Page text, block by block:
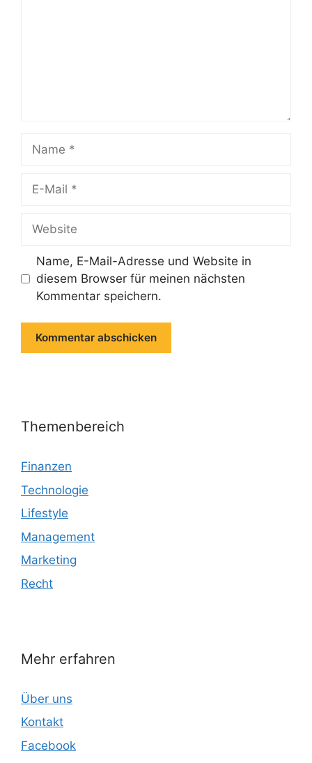
Mail
Name, E-Mail-Adresse und Website in
diesem Browser für meinen nächsten
Kommentar speichern.
Themenbereich
Finanzen
Technologie
Lifestyle
Management
Marketing
Recht
Mehr erfahren
Über uns
Kontakt
Facebook